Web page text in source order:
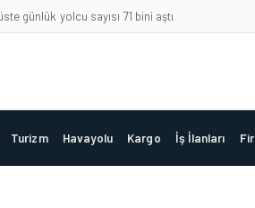
günlük yolcu sayısı 71 bini aştı
Turizm Havayolu Kargo İş İlanları